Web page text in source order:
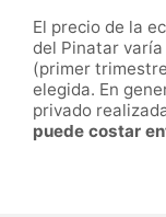
El precio de la
del Pinatar
(primer
elegida. En
privado
puede costar